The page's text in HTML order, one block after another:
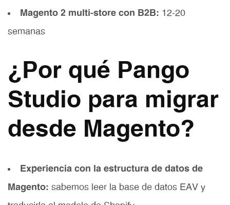
Magento 2 multi-store con B2B: 12-20
semanas
¿Por qué Pango
Studio para migrar
desde Magento?
Experiencia con la estructura de datos de
Magento: sabemos leer la base de datos EAV y